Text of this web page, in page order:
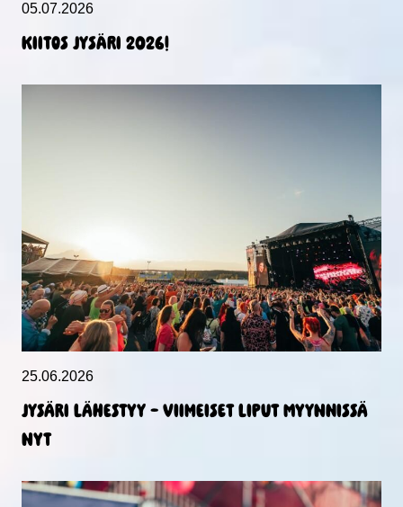
05.07.2026
KIITOS JYSÄRI 2026!
25.06.2026
Jysäri lähestyy – viimeiset liput myynnissä
nyt